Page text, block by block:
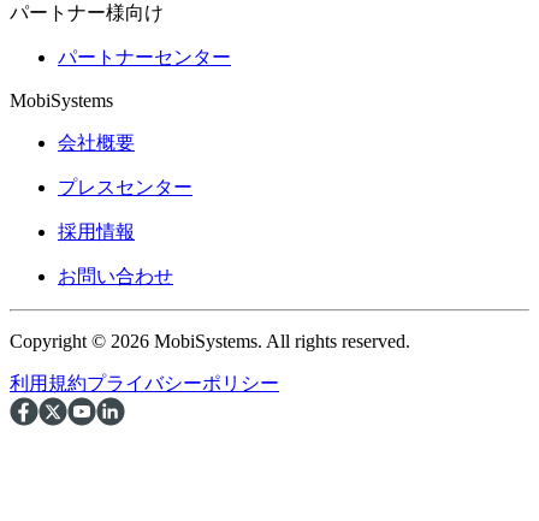
パートナー様向け
パートナーセンター
MobiSystems
会社概要
プレスセンター
採用情報
お問い合わせ
Copyright © 2026 MobiSystems. All rights reserved.
利用規約プライバシーポリシー